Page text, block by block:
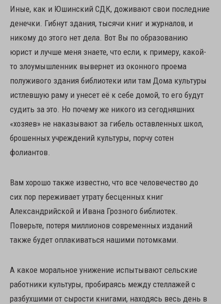
Иные, как и Юшинский СДК, доживают свои последние
денечки. Гибнут здания, тысячи книг и журналов, и
никому до этого нет дела. Вот Вы по образованию
юрист и лучше меня знаете, что если, к примеру, какой-
то злоумышленник вывернет из оконного проема
полуживого здания библиотеки или там Дома культуры
истлевшую раму и унесет её к себе домой, то его будут
судить за это. Но почему же никого из сегодняшних
«хозяев» не наказывают за гибель оставленных школ,
брошенных учреждений культуры, порчу сотен
фолиантов.
Вам хорошо также известно, что все человечество до
сих пор переживает утрату бесценных книг
Александрийской и Ивана Грозного библиотек.
Поверьте, потеря миллионов современных изданий
также будет оплакиваться нашими потомками.
А какое моральное унижение испытывают сельские
работники культуры, пробираясь между стеллажей с
разбухшими от сырости книгами, находясь весь день в